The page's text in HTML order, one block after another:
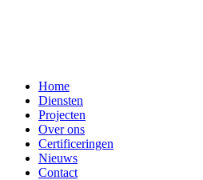
Home
Diensten
Projecten
Over ons
Certificeringen
Nieuws
Contact